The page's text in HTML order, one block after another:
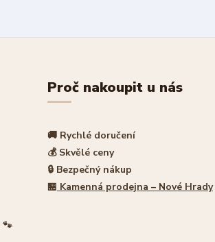
Proč nakoupit u nás
🚚 Rychlé doručení
💰 Skvělé ceny
🔒 Bezpečný nákup
🏪 Kamenná prodejna – Nové Hrady